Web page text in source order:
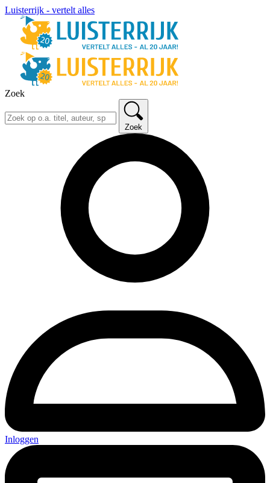
Luisterrijk - vertelt alles
Zoek
Zoek
Inloggen